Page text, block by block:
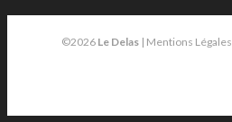
©2026 Le Delas | Mentions Légales